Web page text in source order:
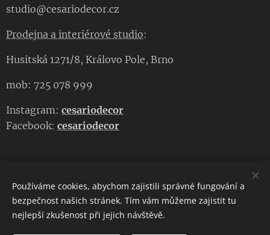
studio@cesariodecor.cz
Prodejna a interiérové studio:
Husitská 1271/8, Královo Pole, Brno
mob: 725 078 999
Instagram: cesariodecor
Facebook: cesariodecor
CESARIO DECOR
Copyright 2023CESARIO DECOR. Všechna práva vyhrazena.
Používáme cookies, abychom zajistili správné fungování a
bezpečnost našich stránek. Tím vám můžeme zajistit tu
nejlepší zkušenost při jejich návštěvě.